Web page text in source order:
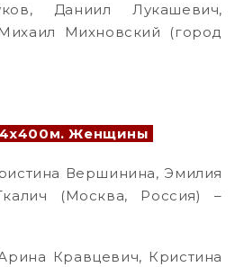
Даниил Лукашевич,
Михновский (город
Женщины
Вершинина, Эмилия
(Москва, Россия) –
Кравцевич, Кристина